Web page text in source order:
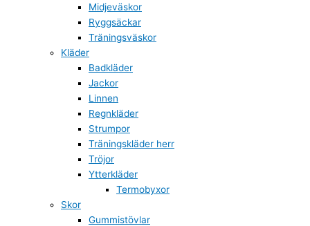
Midjeväskor
Ryggsäckar
Träningsväskor
Kläder
Badkläder
Jackor
Linnen
Regnkläder
Strumpor
Träningskläder herr
Tröjor
Ytterkläder
Termobyxor
Skor
Gummistövlar